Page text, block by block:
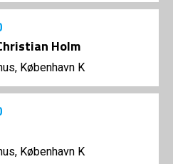
Holm
København K
København K